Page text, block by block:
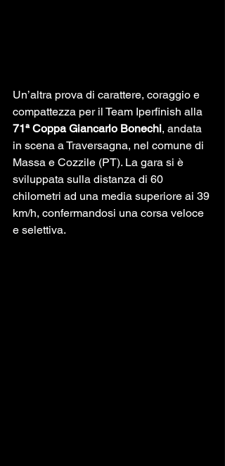
Un’altra prova di carattere, coraggio e
compattezza per il Team Iperfinish alla
71ª Coppa Giancarlo Bonechi, andata
in scena a Traversagna, nel comune di
Massa e Cozzile (PT). La gara si è
sviluppata sulla distanza di 60
chilometri ad una media superiore ai 39
km/h, confermandosi una corsa veloce
e selettiva.